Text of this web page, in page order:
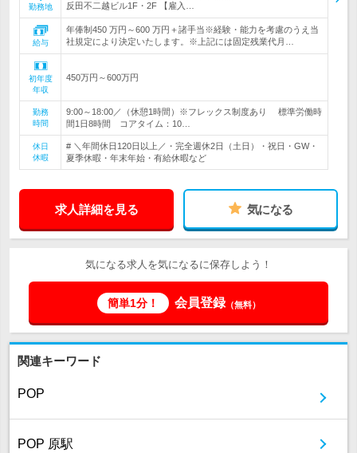
勤務地
反田不二越ビル1F・2F 【雇入…
給与
年俸制450 万円～600 万円＋諸手当※経験・能力を考慮のうえ当
社規定により決定いたします。※上記には固定残業代月…
初年度
年収
450万円～600万円
勤務
時間
9:00～18:00／（休憩1時間）※フレックス制度あり 標準労働時
間1日8時間 コアタイム：10…
休日
休暇
# ＼年間休日120日以上／・完全週休2日（土日）・祝日・GW・
夏季休暇・年末年始・有給休暇など
求人詳細を見る 気になる
気になる求人を気になるに保存しよう！
簡単1分！ 会員登録（無料）
関連キーワード
POP
POP 原駅